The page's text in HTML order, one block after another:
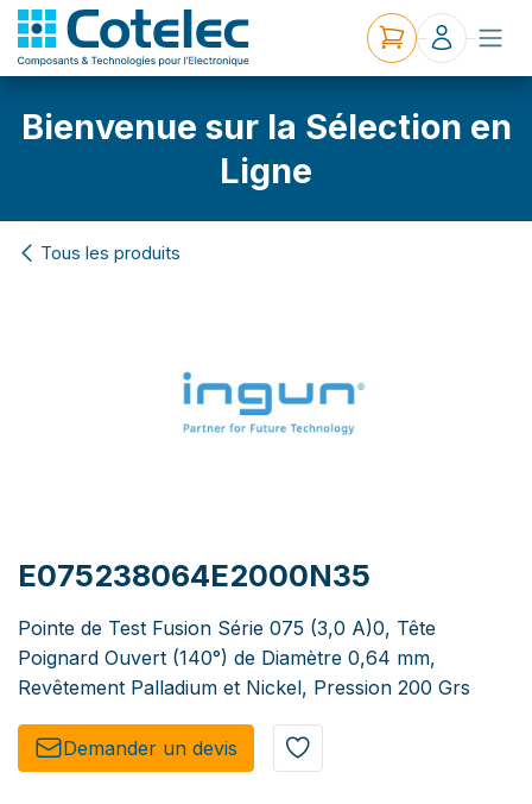
Bienvenue sur la Sélection en
Ligne
Tous les produits
E075238064E2000N35
Pointe de Test Fusion Série 075 (3,0 A)0, Tête
Poignard Ouvert (140°) de Diamètre 0,64 mm,
Revêtement Palladium et Nickel, Pression 200 Grs
Demander un de​​vis​​